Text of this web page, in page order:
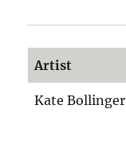
Artist
Kate Bollinger